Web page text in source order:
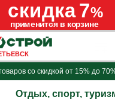
со скидкой от 15% до
Отдых, спорт,